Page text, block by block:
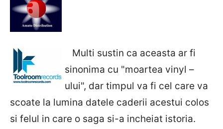
Multi sustin ca aceasta ar fi
sinonima cu "moartea vinyl –
ului", dar timpul va fi cel care va
scoate la lumina datele caderii acestui colos
si felul in care o saga si-a incheiat istoria.